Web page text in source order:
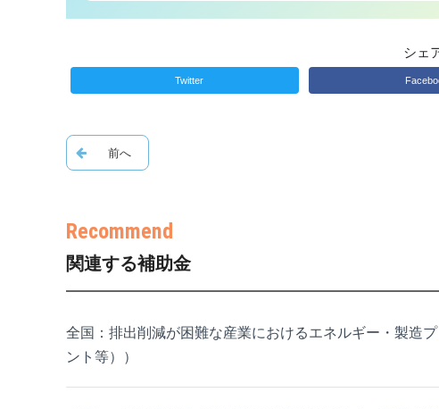
シェ
Twitter
関連する補助金
全国：排出削減が困難な産業におけるエネルギー・製造
ント等））